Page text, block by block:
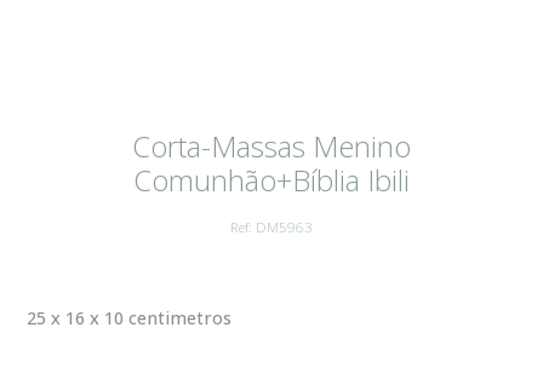
Corta-Massas Menino
Comunhão+Bíblia Ibili
Ref: DM5963
25 x 16 x 10 centimetros